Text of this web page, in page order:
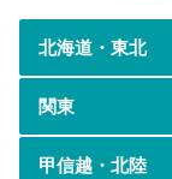
北海道・東北
関東
甲信越・北陸